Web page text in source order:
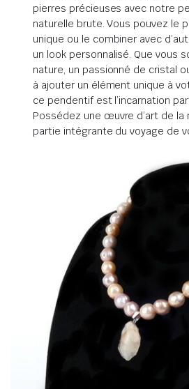
pierres précieuses avec notre
naturelle brute. Vous pouvez le
unique ou le combiner avec
un look personnalisé. Que vous
nature, un passionné de cristal
à ajouter un élément unique à
ce pendentif est l’incarnation
Possédez une œuvre d’art de
partie intégrante du voyage de